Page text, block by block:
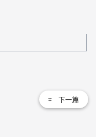
下一篇